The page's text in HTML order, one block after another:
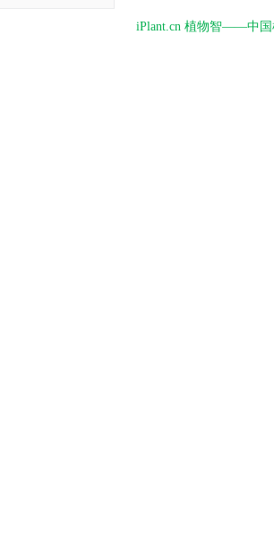
iPlant.cn 植物智——中国